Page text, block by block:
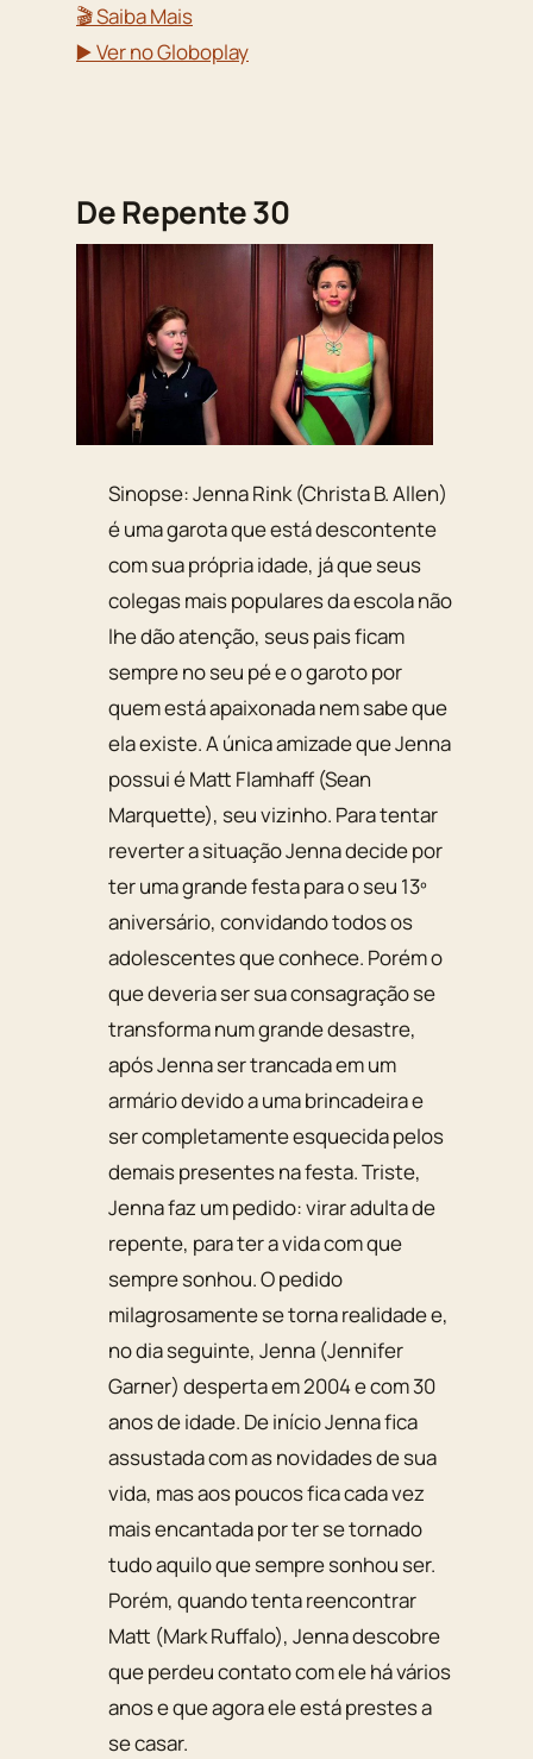
🎬 Saiba Mais
▶️ Ver no Globoplay
De Repente 30
Sinopse: Jenna Rink (Christa B. Allen)
é uma garota que está descontente
com sua própria idade, já que seus
colegas mais populares da escola não
lhe dão atenção, seus pais ficam
sempre no seu pé e o garoto por
quem está apaixonada nem sabe que
ela existe. A única amizade que Jenna
possui é Matt Flamhaff (Sean
Marquette), seu vizinho. Para tentar
reverter a situação Jenna decide por
ter uma grande festa para o seu 13º
aniversário, convidando todos os
adolescentes que conhece. Porém o
que deveria ser sua consagração se
transforma num grande desastre,
após Jenna ser trancada em um
armário devido a uma brincadeira e
ser completamente esquecida pelos
demais presentes na festa. Triste,
Jenna faz um pedido: virar adulta de
repente, para ter a vida com que
sempre sonhou. O pedido
milagrosamente se torna realidade e,
no dia seguinte, Jenna (Jennifer
Garner) desperta em 2004 e com 30
anos de idade. De início Jenna fica
assustada com as novidades de sua
vida, mas aos poucos fica cada vez
mais encantada por ter se tornado
tudo aquilo que sempre sonhou ser.
Porém, quando tenta reencontrar
Matt (Mark Ruffalo), Jenna descobre
que perdeu contato com ele há vários
anos e que agora ele está prestes a
se casar.